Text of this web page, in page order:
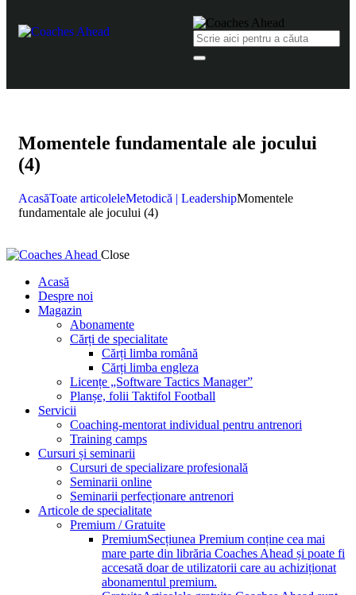
Momentele fundamentale ale jocului
(4)
AcasăToate articoleleMetodică | LeadershipMomentele
fundamentale ale jocului (4)
Close
Acasă
Despre noi
Magazin
Abonamente
Cărți de specialitate
Cărți limba română
Cărți limba engleza
Licențe „Software Tactics Manager”
Planșe, folii Taktifol Football
Servicii
Coaching-mentorat individual pentru antrenori
Training camps
Cursuri și seminarii
Cursuri de specializare profesională
Seminarii online
Seminarii perfecționare antrenori
Articole de specialitate
Premium / Gratuite
PremiumSecțiunea Premium conține cea mai
mare parte din librăria Coaches Ahead și poate fi
accesată doar de utilizatorii care au achiziționat
abonamentul premium.